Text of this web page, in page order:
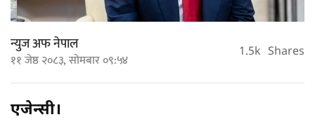
न्युज अफ नेपाल
११ जेष्ठ २०८३, सोमबार ०९:५४ 1.5k Shares
एजेन्सी।